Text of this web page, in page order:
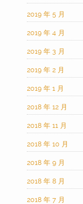
2019 年 5 月
2019 年 4 月
2019 年 3 月
2019 年 2 月
2019 年 1 月
2018 年 12 月
2018 年 11 月
2018 年 10 月
2018 年 9 月
2018 年 8 月
2018 年 7 月